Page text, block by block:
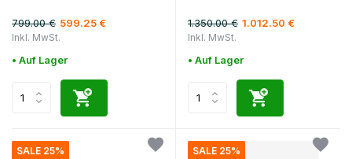
799.00 € 599.25 €
Inkl. MwSt.
• Auf Lager
1.350.00 € 1.012.50 €
Inkl. MwSt.
• Auf Lager
SALE 25% SALE 25%